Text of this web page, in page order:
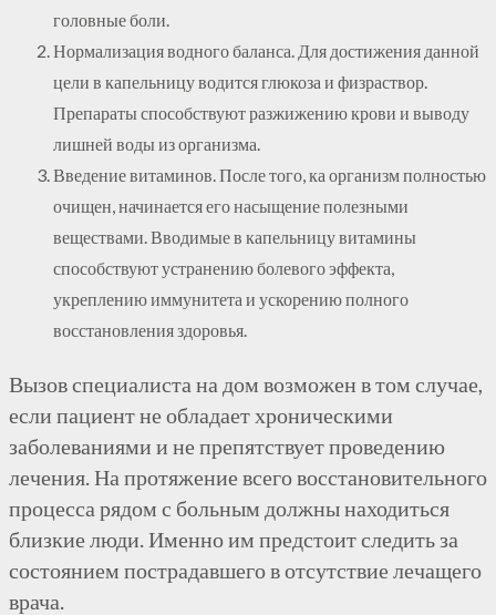
головные боли.
Нормализация водного баланса. Для достижения данной
цели в капельницу водится глюкоза и физраствор.
Препараты способствуют разжижению крови и выводу
лишней воды из организма.
Введение витаминов. После того, ка организм полностью
очищен, начинается его насыщение полезными
веществами. Вводимые в капельницу витамины
способствуют устранению болевого эффекта,
укреплению иммунитета и ускорению полного
восстановления здоровья.
Вызов специалиста на дом возможен в том случае,
если пациент не обладает хроническими
заболеваниями и не препятствует проведению
лечения. На протяжение всего восстановительного
процесса рядом с больным должны находиться
близкие люди. Именно им предстоит следить за
состоянием пострадавшего в отсутствие лечащего
врача.